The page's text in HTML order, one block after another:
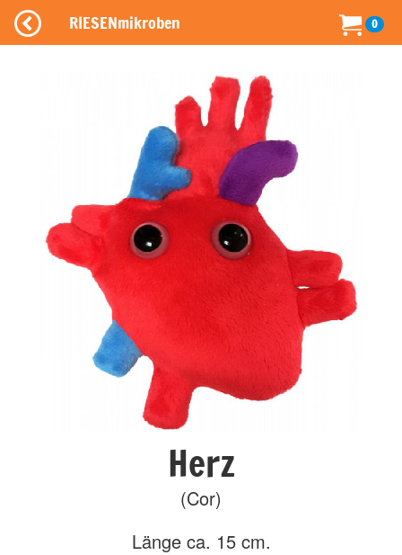
RIESENmikroben 0
Herz
(Cor)
Länge ca. 15 cm.